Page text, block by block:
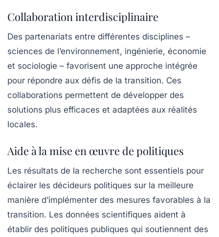
Collaboration interdisciplinaire
Des partenariats entre différentes disciplines –
sciences de l’environnement, ingénierie, économie
et sociologie – favorisent une approche intégrée
pour répondre aux défis de la transition. Ces
collaborations permettent de développer des
solutions plus efficaces et adaptées aux réalités
locales.
Aide à la mise en œuvre de politiques
Les résultats de la recherche sont essentiels pour
éclairer les décideurs politiques sur la meilleure
manière d’implémenter des mesures favorables à la
transition. Les données scientifiques aident à
établir des politiques publiques qui soutiennent des